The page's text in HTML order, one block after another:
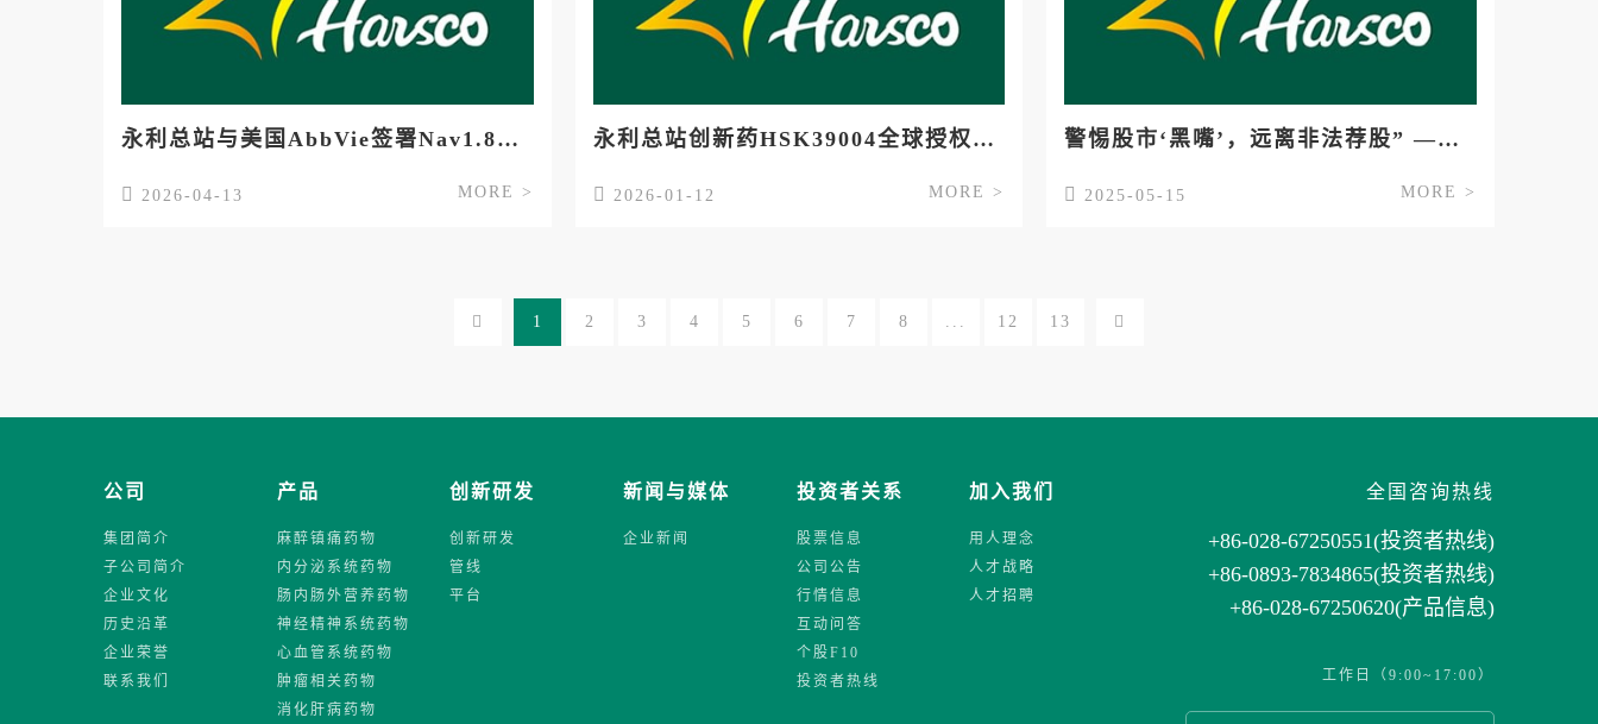
永利总站与美国AbbVie签署Nav1.8抑制剂授权许可协议 授权许可费最高至7.45亿美元
2026-04-13 MORE >
永利总站创新药HSK39004全球授权AirNexis 总金额超10亿美元
2026-01-12 MORE >
警惕股市‘黑嘴’，远离非法荐股” ——2025年防范非法证券期货宣传月
2025-05-15 MORE >
1 2 3 4 5 6 7 8 ... 12 13
公司
集团简介
子公司简介
企业文化
历史沿革
企业荣誉
联系我们
产品
麻醉镇痛药物
内分泌系统药物
肠内肠外营养药物
神经精神系统药物
心血管系统药物
肿瘤相关药物
消化肝病药物
创新研发
创新研发
管线
平台
新闻与媒体
企业新闻
投资者关系
股票信息
公司公告
行情信息
互动问答
个股F10
投资者热线
加入我们
用人理念
人才战略
人才招聘
全国咨询热线
+86-028-67250551(投资者热线)
+86-0893-7834865(投资者热线)
+86-028-67250620(产品信息)
工作日（9:00~17:00）